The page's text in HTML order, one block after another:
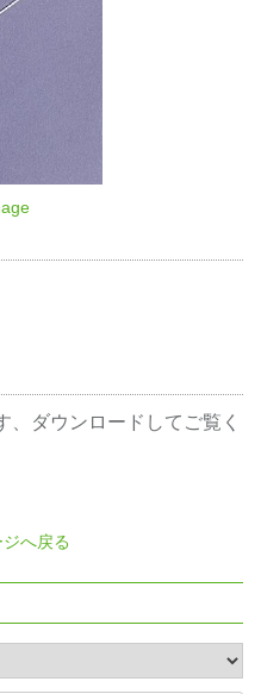
、ダウンロードしてご覧く
へ戻る